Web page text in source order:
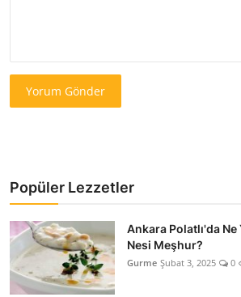
Yorum Gönder
Popüler Lezzetler
Ankara Polatlı'da
Nesi Meşhur?
Gurme Şubat 3, 2025 0